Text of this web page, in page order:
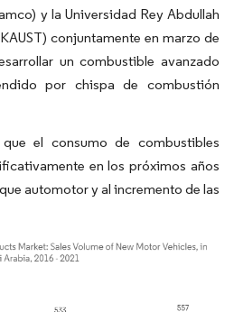
y la Universidad Rey Abdullah
conjuntamente en marzo de
un combustible avanzado
por chispa de combustión
el consumo de combustibles
en los próximos años
automotor y al incremento de las